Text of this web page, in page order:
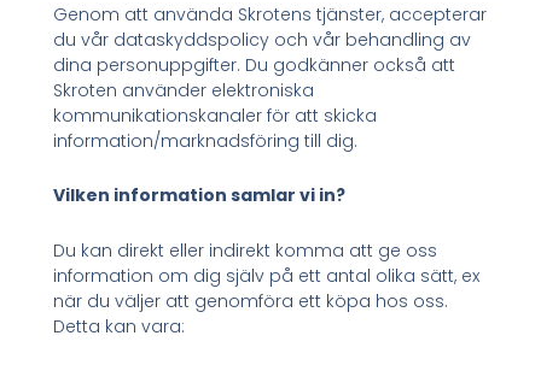
Genom att använda Skrotens tjänster, accepterar
du vår dataskyddspolicy och vår behandling av
dina personuppgifter. Du godkänner också att
Skroten använder elektroniska
kommunikationskanaler för att skicka
information/marknadsföring till dig.
Vilken information samlar vi in?
Du kan direkt eller indirekt komma att ge oss
information om dig själv på ett antal olika sätt, ex
när du väljer att genomföra ett köpa hos oss.
Detta kan vara: